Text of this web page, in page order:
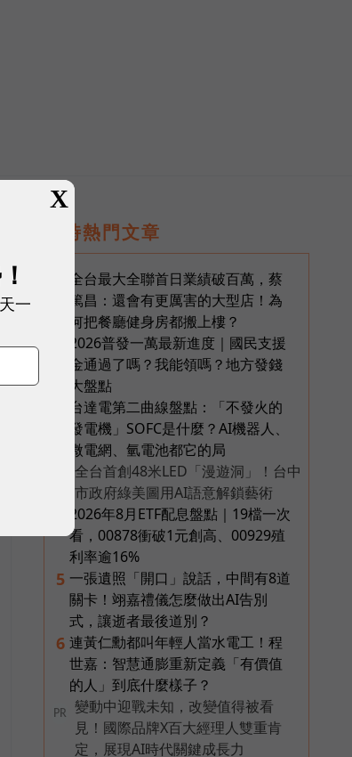
即時熱門文章
全台最大全聯首日業績破百萬，蔡
篤昌：還會有更厲害的大型店！為
何把餐廳健身房都搬上樓？
2026普發一萬最新進度｜國民支援
金通過了嗎？我能領嗎？地方發錢
大盤點
台達電第二曲線盤點：「不發火的
發電機」SOFC是什麼？AI機器人、
微電網、氫電池都它的局
全台首創48米LED「漫遊洞」！台中
市政府綠美圖用AI語意解鎖藝術
2026年8月ETF配息盤點｜19檔一次
看，00878衝破1元創高、00929殖
利率逾16%
5 一張遺照「開口」說話，中間有8道
關卡！翊嘉禮儀怎麼做出AI告別
式，讓逝者最後道別？
6 連黃仁勳都叫年輕人當水電工！程
世嘉：智慧通膨重新定義「有價值
的人」到底什麼樣子？
PR
變動中迎戰未知，改變值得被看
見！國際品牌X百大經理人雙重肯
定，展現AI時代關鍵成長力
X
一